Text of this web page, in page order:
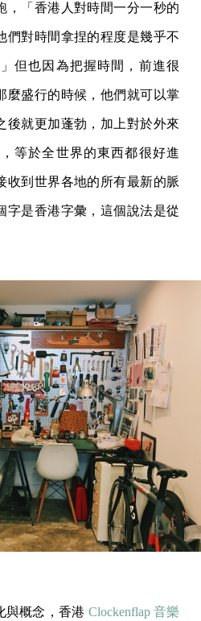
，「香港人對時間一分一秒的
們對時間拿捏的程度是幾乎不
但也因為把握時間，前進很
麼盛行的時候，他們就可以掌
後就更加蓬勃，加上對於外來
等於全世界的東西都很好進
收到世界各地的所有最新的脈
字是香港字彙，這個說法是從
與概念，香港 Clockenflap 音樂